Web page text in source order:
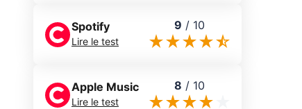
Spotify
Lire le test
9 / 10
Apple Music
Lire le test
8 / 10